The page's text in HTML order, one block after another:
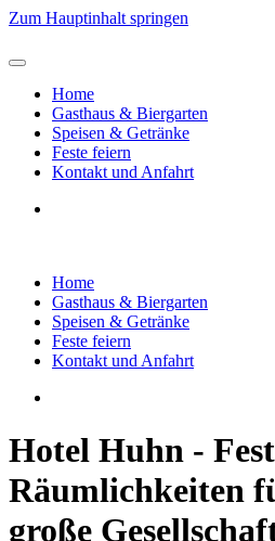
Zum Hauptinhalt springen
Home
Gasthaus & Biergarten
Speisen & Getränke
Feste feiern
Kontakt und Anfahrt
Home
Gasthaus & Biergarten
Speisen & Getränke
Feste feiern
Kontakt und Anfahrt
Hotel Huhn -
Räumlichkeiten
große